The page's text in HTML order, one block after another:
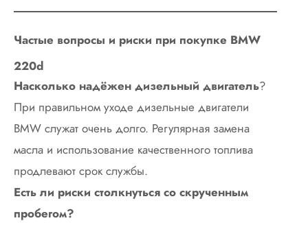
Частые вопросы и риски при покупке BMW
220d
Насколько надёжен дизельный двигатель?
При правильном уходе дизельные двигатели
BMW служат очень долго. Регулярная замена
масла и использование качественного топлива
продлевают срок службы.
Есть ли риски столкнуться со скрученным
пробегом?